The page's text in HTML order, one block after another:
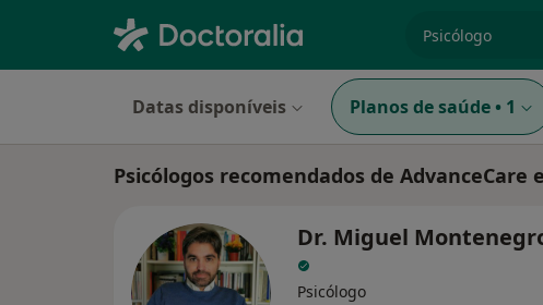
especialidade,
Datas disponíveis Planos de saúde • 1
Psicólogos recomendados de AdvanceCare
Dr. Miguel
Psicólogo